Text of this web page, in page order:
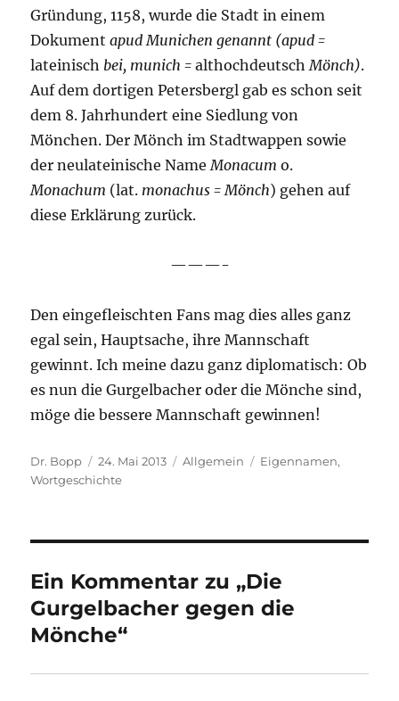
Gründung, 1158, wurde die Stadt in einem
Dokumentapud Munichen genannt (apud =
lateinisch bei, munich =althochdeutsch Mönch).
Auf dem dortigen Petersbergl gab es schon seit
dem 8. Jahrhundert eine Siedlung von
Mönchen. Der Mönch im Stadtwappen sowie
der neulateinische NameMonacum o.
Monachum (lat. monachus = Mönch) gehen auf
diese Erklärung zurück.
———-
Den eingefleischten Fans mag dies alles ganz
egal sein, Hauptsache, ihre Mannschaft
gewinnt. Ich meine dazu ganz diplomatisch: Ob
es nun die Gurgelbacher oder die Mönche sind,
möge die bessere Mannschaft gewinnen!
Autor
Dr. Bopp
Veröffentlicht
am
24. Mai 2013 Kategorien
Allgemein Schlagwörter
Eigennamen,
Wortgeschichte
Ein Kommentar zu „Die
Gurgelbacher gegen die
Mönche“